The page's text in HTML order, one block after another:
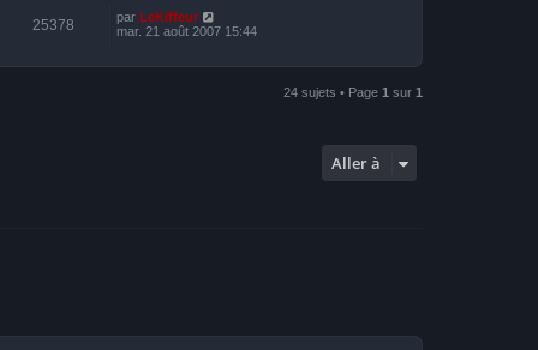
25378 par LeKiffeur
mar. 21 août 2007 15:44
24 sujets • Page 1 sur 1
Aller à